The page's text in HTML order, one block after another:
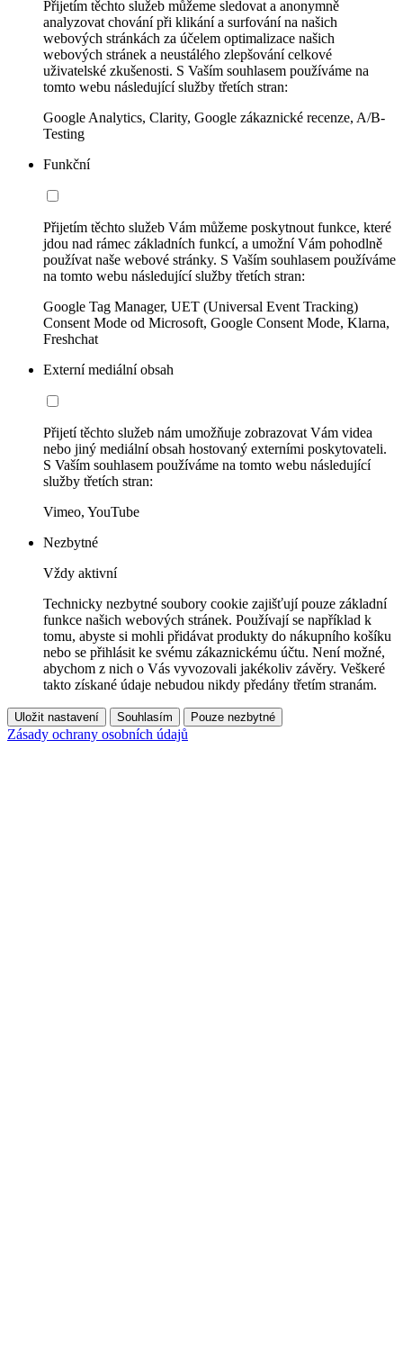
Přijetím těchto služeb můžeme sledovat a anonymně
analyzovat chování při klikání a surfování na našich
webových stránkách za účelem optimalizace našich
webových stránek a neustálého zlepšování celkové
uživatelské zkušenosti. S Vaším souhlasem používáme na
tomto webu následující služby třetích stran:
Google Analytics, Clarity, Google zákaznické recenze, A/B-
Testing
Funkční
Přijetím těchto služeb Vám můžeme poskytnout funkce, které
jdou nad rámec základních funkcí, a umožní Vám pohodlně
používat naše webové stránky. S Vaším souhlasem používáme
na tomto webu následující služby třetích stran:
Google Tag Manager, UET (Universal Event Tracking)
Consent Mode od Microsoft, Google Consent Mode, Klarna,
Freshchat
Externí mediální obsah
Přijetí těchto služeb nám umožňuje zobrazovat Vám videa
nebo jiný mediální obsah hostovaný externími poskytovateli.
S Vaším souhlasem používáme na tomto webu následující
služby třetích stran:
Vimeo, YouTube
Nezbytné
Vždy aktivní
Technicky nezbytné soubory cookie zajišťují pouze základní
funkce našich webových stránek. Používají se například k
tomu, abyste si mohli přidávat produkty do nákupního košíku
nebo se přihlásit ke svému zákaznickému účtu. Není možné,
abychom z nich o Vás vyvozovali jakékoliv závěry. Veškeré
takto získané údaje nebudou nikdy předány třetím stranám.
Uložit nastavení Souhlasím Pouze nezbytné
Zásady ochrany osobních údajů